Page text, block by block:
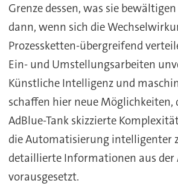
Grenze dessen, was sie
dann, wenn sich die
Prozessketten-übergreifend
Ein- und Umstellungsarbeiten
Künstliche Intelligenz und
schaffen hier neue Möglichkeiten,
AdBlue-Tank skizzierte
die Automatisierung intelligenter
detaillierte Informationen aus der
vorausgesetzt.